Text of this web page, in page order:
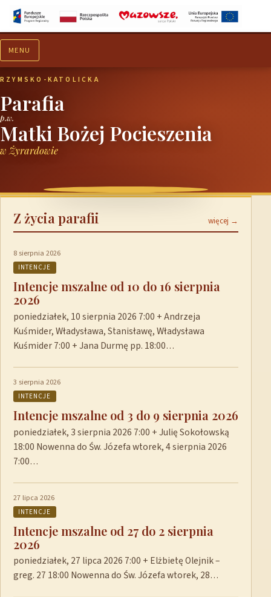
MENU
RZYMSKO-KATOLICKA
Parafia
p.w.
Matki Bożej Pocieszenia
w Żyrardowie
Z życia parafii więcej →
8 sierpnia 2026
INTENCJE
Intencje mszalne od 10 do 16 sierpnia
2026
poniedziałek, 10 sierpnia 2026 7:00 + Andrzeja
Kuśmider, Władysława, Stanisławę, Władysława
Kuśmider 7:00 + Jana Durmę pp. 18:00…
3 sierpnia 2026
INTENCJE
Intencje mszalne od 3 do 9 sierpnia 2026
poniedziałek, 3 sierpnia 2026 7:00 + Julię Sokołowską
18:00 Nowenna do Św. Józefa wtorek, 4 sierpnia 2026
7:00…
27 lipca 2026
INTENCJE
Intencje mszalne od 27 do 2 sierpnia
2026
poniedziałek, 27 lipca 2026 7:00 + Elżbietę Olejnik –
greg. 27 18:00 Nowenna do Św. Józefa wtorek, 28…